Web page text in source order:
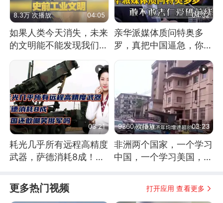
8.3万 次播放 04:05
如果人类今天消失，未来
的文明能不能发现我们存
04:32
亲华派媒体质问特奥多
罗，真把中国逼急，你敢
03:21
耗光几乎所有远程高精度
武器，萨德消耗8成！美
9360 次播放 03:23
非洲两个国家，一个学习
中国，一个学习美国，结
更多热门视频 打开应用 查看更多